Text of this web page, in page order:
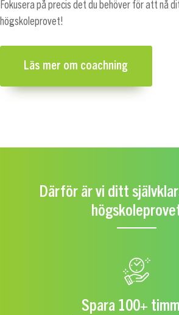
Fokusera på precis det du behöver för att nå
högskoleprovet!
Läs mer om coachning
Därför är vi ditt
Spara 100+